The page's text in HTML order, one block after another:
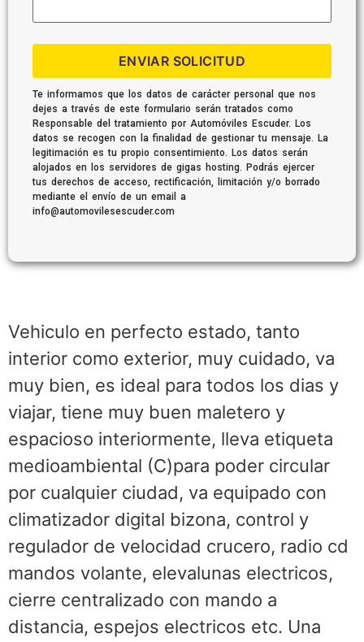
ENVIAR SOLICITUD
Te informamos que los datos de carácter personal que nos
dejes a través de este formulario serán tratados como
Responsable del tratamiento por Automóviles Escuder. Los
datos se recogen con la finalidad de gestionar tu mensaje. La
legitimación es tu propio consentimiento. Los datos serán
alojados en los servidores de gigas hosting. Podrás ejercer
tus derechos de acceso, rectificación, limitación y/o borrado
mediante el envío de un email a
info@automovilesescuder.com
Vehiculo en perfecto estado, tanto
interior como exterior, muy cuidado, va
muy bien, es ideal para todos los dias y
viajar, tiene muy buen maletero y
espacioso interiormente, lleva etiqueta
medioambiental (C)para poder circular
por cualquier ciudad, va equipado con
climatizador digital bizona, control y
regulador de velocidad crucero, radio cd
mandos volante, elevalunas electricos,
cierre centralizado con mando a
distancia, espejos electricos etc. Una